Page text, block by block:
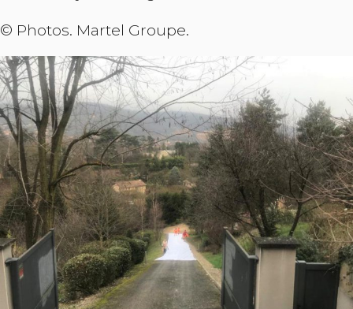
© Photos. Martel Groupe.